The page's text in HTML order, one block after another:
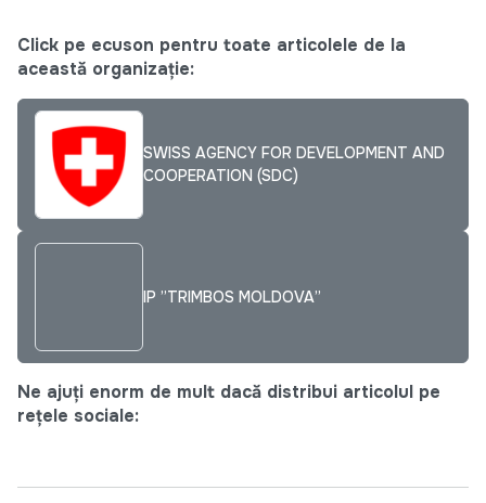
Click pe ecuson pentru toate articolele de la
această organizație:
SWISS AGENCY FOR DEVELOPMENT AND
COOPERATION (SDC)
IP ”TRIMBOS MOLDOVA”
Ne ajuți enorm de mult dacă distribui articolul pe
rețele sociale: